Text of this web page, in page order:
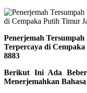
Penerjemah
Terpercaya di
8883
Berikut Ini Ada
Menerjemahkan